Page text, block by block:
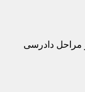
مراحل دادرسی